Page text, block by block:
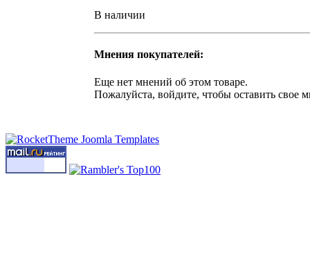
В наличии
Мнения покупателей:
Еще нет мнений об этом товаре.
Пожалуйста, войдите, чтобы оставить свое